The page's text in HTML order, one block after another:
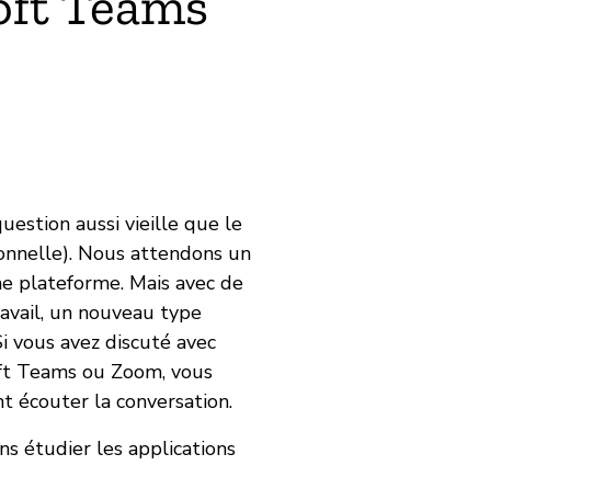
aussi vieille que le
Nous attendons un
plateforme. Mais avec de
un nouveau type
vous avez discuté avec
Teams ou Zoom, vous
écouter la conversation.
étudier les applications